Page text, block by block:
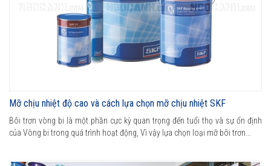
Mỡ chịu nhiệt độ cao và cách lựa chọn mỡ chịu nhiệt SKF
Bôi trơn vòng bi là một phần cực kỳ quan trọng đến tuổi thọ và sự ổn định
của Vòng bi trong quá trình hoạt động, Vì vậy lựa chọn loại mỡ bôi trơn...